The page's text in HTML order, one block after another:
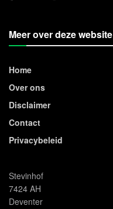
Meer over deze website
Home
Over ons
Disclaimer
Contact
Privacybeleid
Stevinhof
7424 AH
Deventer